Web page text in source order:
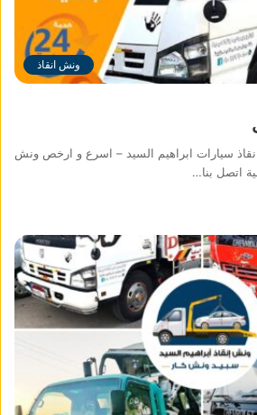
ونش انقاذ
سيارات ابراهيم السيد – اسرع و ارخص ونش